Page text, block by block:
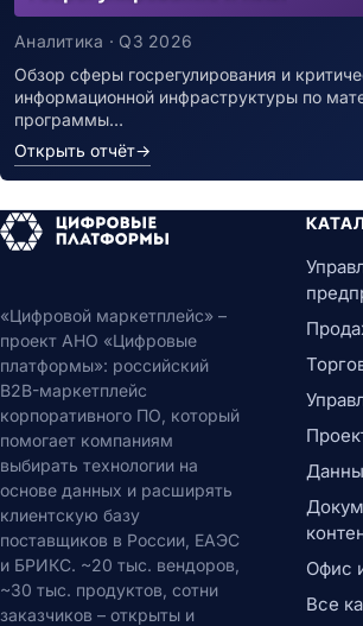
Аналитика · Q3 2026
Обзор сферы госрегулирования и
информационной инфраструктуры по
программы…
Открыть отчёт→
«Цифровой маркетплейс» –
проект АНО «Цифровые
платформы»: российский
B2B-маркетплейс
корпоративного ПО, который
помогает компаниям
выбирать технологии на
основе данных и расширять
клиентскую базу
поставщиков в России, ЕАЭС
и БРИКС. ~20 тыс. вендоров,
~30 тыс. продуктов, сотни
заказчиков – открыты и
Офис
Все